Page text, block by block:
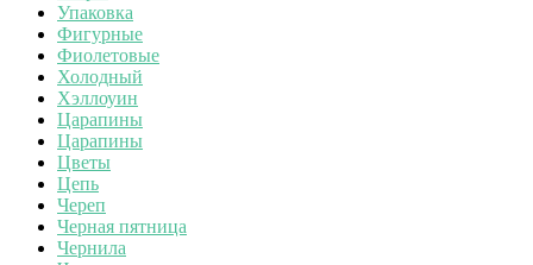
Упаковка
Фигурные
Фиолетовые
Холодный
Хэллоуин
Царапины
Царапины
Цветы
Цепь
Череп
Черная пятница
Чернила